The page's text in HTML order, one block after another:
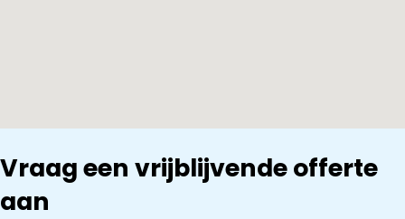
winter
Kortom
Vraag een vrijblijvende offerte
aan